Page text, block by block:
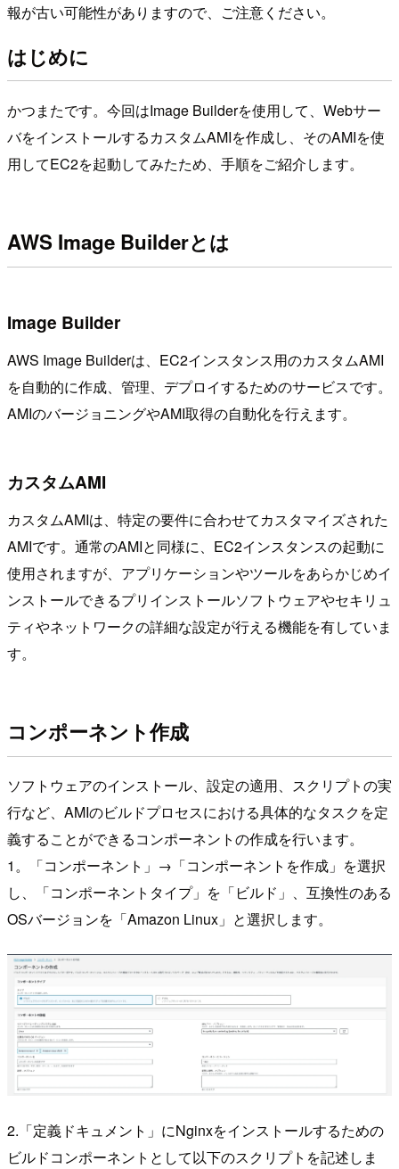
報が古い可能性がありますので、ご注意ください。
はじめに
かつまたです。今回はImage Builderを使用して、Webサー
バをインストールするカスタムAMIを作成し、そのAMIを使
用してEC2を起動してみたため、手順をご紹介します。
AWS Image Builderとは
Image Builder
AWS Image Builderは、EC2インスタンス用のカスタムAMI
を自動的に作成、管理、デプロイするためのサービスです。
AMIのバージョニングやAMI取得の自動化を行えます。
カスタムAMI
カスタムAMIは、特定の要件に合わせてカスタマイズされた
AMIです。通常のAMIと同様に、EC2インスタンスの起動に
使用されますが、アプリケーションやツールをあらかじめイ
ンストールできるプリインストールソフトウェアやセキリュ
ティやネットワークの詳細な設定が行える機能を有していま
す。
コンポーネント作成
ソフトウェアのインストール、設定の適用、スクリプトの実
行など、AMIのビルドプロセスにおける具体的なタスクを定
義することができるコンポーネントの作成を行います。
1。「コンポーネント」→「コンポーネントを作成」を選択
し、「コンポーネントタイプ」を「ビルド」、互換性のある
OSバージョンを「Amazon Linux」と選択します。
2.「定義ドキュメント」にNginxをインストールするための
ビルドコンポーネントとして以下のスクリプトを記述しま